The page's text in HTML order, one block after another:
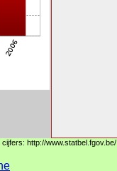
http://www.statbel.fgov.be/